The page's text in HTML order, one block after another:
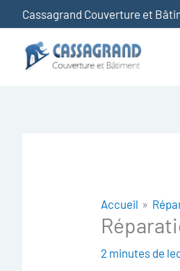
au
contenu
Cassagrand Couverture et
Accueil
2 minutes de